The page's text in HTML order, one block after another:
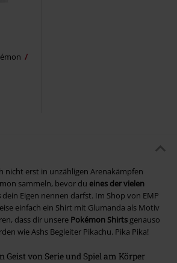
nicht erst in unzähligen Arenakämpfen
sammeln, bevor du eines der vielen
dein Eigen nennen darfst. Im Shop von EMP
einfach ein Shirt mit Glumanda als Motiv
dass dir unsere Pokémon Shirts genauso
wie Ashs Begleiter Pikachu. Pika Pika!
Geist von Serie und Spiel am Körper